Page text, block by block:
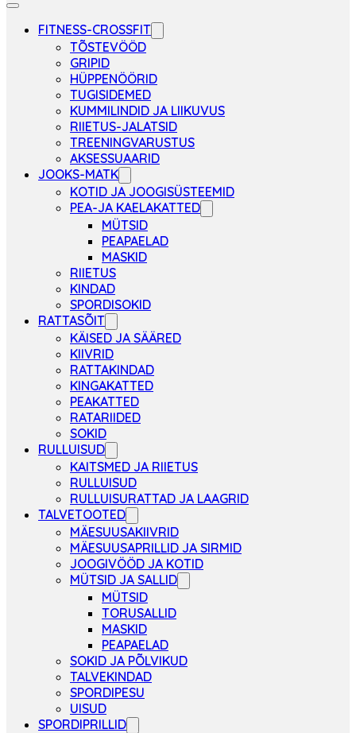
FITNESS-CROSSFIT
TÕSTEVÖÖD
GRIPID
HÜPPENÖÖRID
TUGISIDEMED
KUMMILINDID JA LIIKUVUS
RIIETUS-JALATSID
TREENINGVARUSTUS
AKSESSUAARID
JOOKS-MATK
KOTID JA JOOGISÜSTEEMID
PEA-JA KAELAKATTED
MÜTSID
PEAPAELAD
MASKID
RIIETUS
KINDAD
SPORDISOKID
RATTASÕIT
KÄISED JA SÄÄRED
KIIVRID
RATTAKINDAD
KINGAKATTED
PEAKATTED
RATARIIDED
SOKID
RULLUISUD
KAITSMED JA RIIETUS
RULLUISUD
RULLUISURATTAD JA LAAGRID
TALVETOOTED
MÄESUUSAKIIVRID
MÄESUUSAPRILLID JA SIRMID
JOOGIVÖÖD JA KOTID
MÜTSID JA SALLID
MÜTSID
TORUSALLID
MASKID
PEAPAELAD
SOKID JA PÕLVIKUD
TALVEKINDAD
SPORDIPESU
UISUD
SPORDIPRILLID